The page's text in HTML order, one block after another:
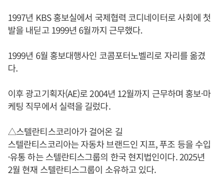
1997년 KBS 홍보실에서 국제협력 코디네이터로 사회에 첫
발을 내딛고 1999년 6월까지 근무했다.
1999년 6월 홍보대행사인 코콤포터노벨리로 자리를 옮겼
다.
이후 광고기획자(AE)로 2004년 12월까지 근무하며 홍보·마
케팅 직무에서 실력을 길렀다.
△스텔란티스코리아가 걸어온 길
스텔란티스코리아는 자동차 브랜드인 지프, 푸조 등을 수입
·유통 하는 스텔란티스그룹의 한국 현지법인이다. 2025년
2월 현재 스텔란티스그룹이 소유하고 있다.